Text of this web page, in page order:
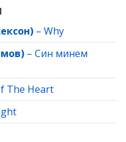
– Why
– Син минем
The Heart